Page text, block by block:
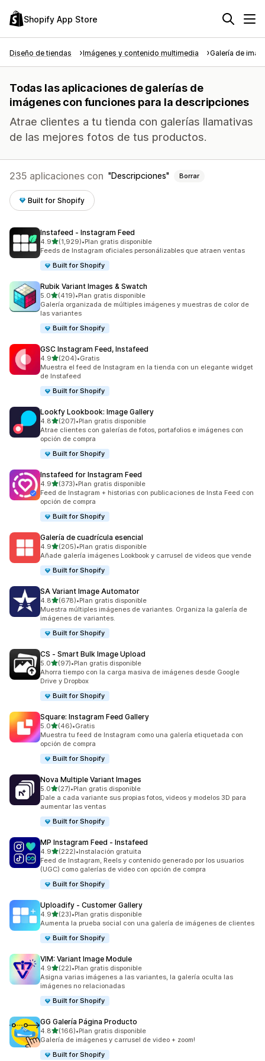
Shopify App Store
Diseño de tiendas Imágenes y contenido multimedia Galería de
Todas las aplicaciones de galerías de
imágenes con funciones para la descripciones
Atrae clientes a tu tienda con galerías llamativas
de las mejores fotos de tus productos.
235 aplicaciones con Descripciones Borrar
Built for Shopify
Instafeed ‑ Instagram Feed
4.9de 5 estrellas
(1,929)
1929 reseñas en total
•Plan gratis disponible
Feeds de Instagram oficiales personálizables que atraen ventas
Built for Shopify
Rubik Variant Images & Swatch
5.0de 5 estrellas
(419)
419 reseñas en total
•Plan gratis disponible
Galería organizada de múltiples imágenes y muestras de color de
las variantes
Built for Shopify
GSC Instagram Feed, Instafeed
4.9de 5 estrellas
(204)
204 reseñas en total
•Gratis
Muestra el feed de Instagram en la tienda con un elegante widget
de Instafeed
Built for Shopify
Lookfy Lookbook: Image Gallery
4.8de 5 estrellas
(207)
207 reseñas en total
•Plan gratis disponible
Atrae clientes con galerías de fotos, portafolios e imágenes con
opción de compra
Built for Shopify
Instafeed for Instagram Feed
4.9de 5 estrellas
(373)
373 reseñas en total
•Plan gratis disponible
Feed de Instagram + historias con publicaciones de Insta Feed con
opción de compra
Built for Shopify
Galería de cuadrícula esencial
4.9de 5 estrellas
(205)
205 reseñas en total
•Plan gratis disponible
Añade galería imágenes Lookbook y carrusel de videos que vende
Built for Shopify
SA Variant Image Automator
4.8de 5 estrellas
(678)
678 reseñas en total
•Plan gratis disponible
Muestra múltiples imágenes de variantes. Organiza la galería de
imágenes de variantes.
Built for Shopify
CS ‑ Smart Bulk Image Upload
5.0de 5 estrellas
(97)
97 reseñas en total
•Plan gratis disponible
Ahorra tiempo con la carga masiva de imágenes desde Google
Drive y Dropbox
Built for Shopify
Square: Instagram Feed Gallery
5.0de 5 estrellas
(46)
46 reseñas en total
•Gratis
Muestra tu feed de Instagram como una galería etiquetada con
opción de compra
Built for Shopify
Nova Multiple Variant Images
5.0de 5 estrellas
(27)
27 reseñas en total
•Plan gratis disponible
Dale a cada variante sus propias fotos, videos y modelos 3D para
aumentar las ventas
Built for Shopify
MP Instagram Feed ‑ Instafeed
4.9de 5 estrellas
(222)
222 reseñas en total
•Instalación gratuita
Feed de Instagram, Reels y contenido generado por los usuarios
(UGC) como galerías de video con opción de compra
Built for Shopify
Uploadify ‑ Customer Gallery
4.9de 5 estrellas
(23)
23 reseñas en total
•Plan gratis disponible
Aumenta la prueba social con una galería de imágenes de clientes
Built for Shopify
VIM: Variant Image Module
4.9de 5 estrellas
(22)
22 reseñas en total
•Plan gratis disponible
Asigna varias imágenes a las variantes, la galería oculta las
imágenes no relacionadas
Built for Shopify
GG Galería Página Producto
4.8de 5 estrellas
(166)
166 reseñas en total
•Plan gratis disponible
Galería de imágenes y carrusel de video + zoom!
Built for Shopify